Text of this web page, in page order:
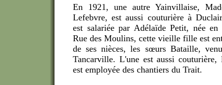
En 1921, une autre Yainvillaise,
Lefebvre, est aussi couturière à
est salariée par Adélaïde Petit, née en
Rue des Moulins, cette vieille fille est
de ses nièces, les sœurs Bataille,
Tancarville. L'une est aussi couturière,
est employée des chantiers du Trait.